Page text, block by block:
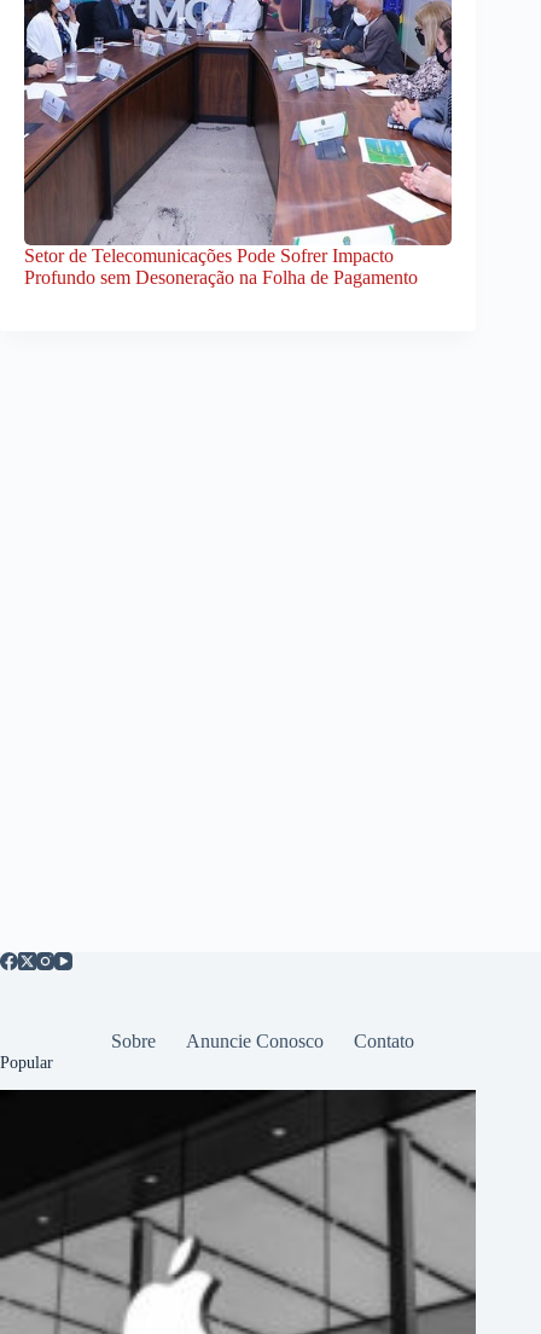
Setor de Telecomunicações Pode Sofrer Impacto
Profundo sem Desoneração na Folha de Pagamento
Sobre Anuncie Conosco Contato
Popular